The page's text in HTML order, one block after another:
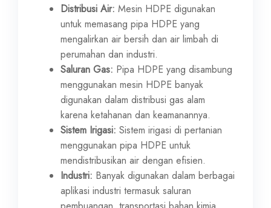
Distribusi Air: Mesin HDPE digunakan
untuk memasang pipa HDPE yang
mengalirkan air bersih dan air limbah di
perumahan dan industri.
Saluran Gas: Pipa HDPE yang disambung
menggunakan mesin HDPE banyak
digunakan dalam distribusi gas alam
karena ketahanan dan keamanannya.
Sistem Irigasi: Sistem irigasi di pertanian
menggunakan pipa HDPE untuk
mendistribusikan air dengan efisien.
Industri: Banyak digunakan dalam berbagai
aplikasi industri termasuk saluran